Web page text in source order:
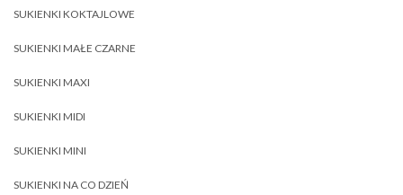
SUKIENKI KOKTAJLOWE
SUKIENKI MAŁE CZARNE
SUKIENKI MAXI
SUKIENKI MIDI
SUKIENKI MINI
SUKIENKI NA CO DZIEŃ